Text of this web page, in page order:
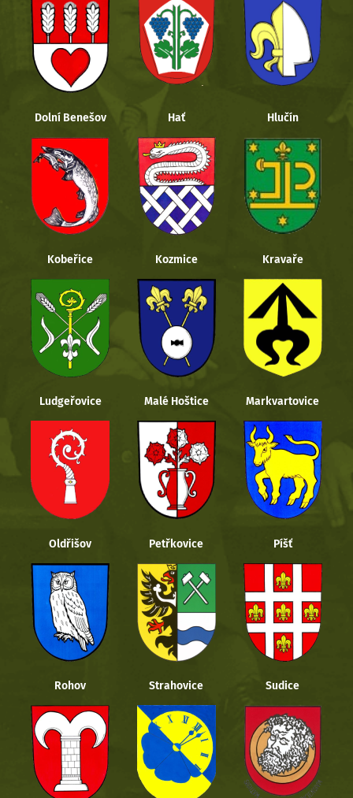
Dolní Benešov Hať Hlučín
Kobeřice Kozmice Kravaře
Ludgeřovice Malé Hoštice Markvartovice
Oldřišov Petřkovice Píšť
Rohov Strahovice Sudice